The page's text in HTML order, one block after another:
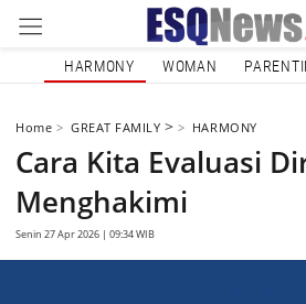
HARMONY WOMAN
Home GREAT FAMILY > HARMONY
Cara Kita Evaluasi
Menghakimi
Senin 27 Apr 2026 | 09:34 WIB